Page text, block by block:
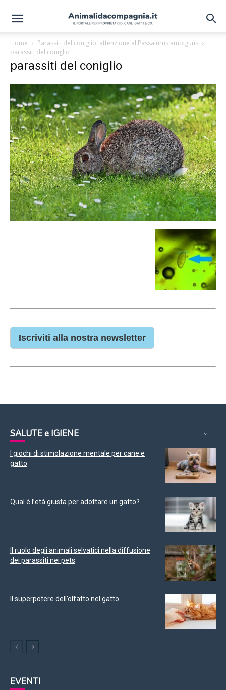
Home
Parassiti del coniglio: attenzione al Passalurus ambiguus
parassiti del coniglio
parassiti del coniglio
Iscriviti alla nostra newsletter
SALUTE e IGIENE
I giochi di stimolazione mentale per cane e
gatto
Qual è l’età giusta per adottare un gatto?
Il ruolo degli animali selvatici nella diffusione
dei parassiti nei pets
Il superpotere dell’olfatto nel gatto
EVENTI